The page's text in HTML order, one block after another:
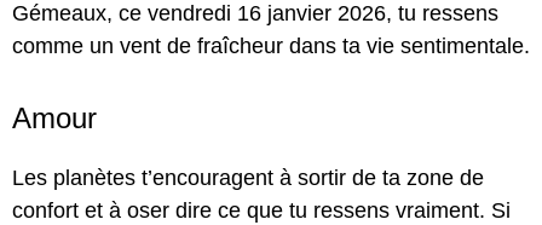
Gémeaux, ce vendredi 16 janvier 2026, tu ressens
comme un vent de fraîcheur dans ta vie sentimentale.
Amour
Les planètes t’encouragent à sortir de ta zone de
confort et à oser dire ce que tu ressens vraiment. Si